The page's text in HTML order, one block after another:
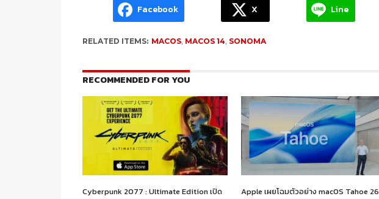
Facebook X Line
RELATED ITEMS: MACOS, MACOS 14 SONOMA
RECOMMENDED FOR YOU
Cyberpunk 2077 : Ultimate Edition เปิด
Apple เผยโฉมตัวอย่าง macOS Tahoe 26